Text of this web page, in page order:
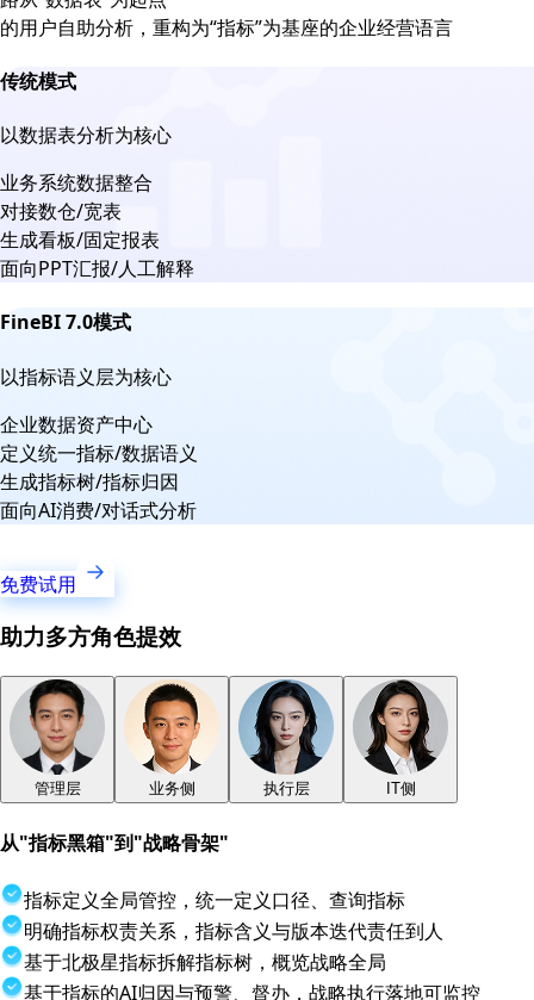
的用户自助分析，重构为“指标”为基座的企业经营语言
传统模式
以数据表分析为核心
业务系统数据整合
对接数仓/宽表
生成看板/固定报表
面向PPT汇报/人工解释
FineBI 7.0模式
以指标语义层为核心
企业数据资产中心
定义统一指标/数据语义
生成指标树/指标归因
面向AI消费/对话式分析
免费试用
助力多方角色提效
管理层 业务侧 执行层 IT侧
从"指标黑箱"到"战略骨架"
指标定义全局管控，统一定义口径、查询指标
明确指标权责关系，指标含义与版本迭代责任到人
基于北极星指标拆解指标树，概览战略全局
基于指标的AI归因与预警、督办，战略执行落地可监控